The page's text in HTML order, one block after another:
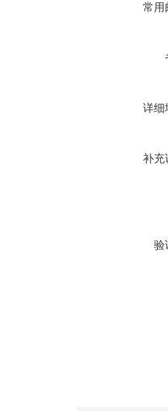
常用
详细
补充
验